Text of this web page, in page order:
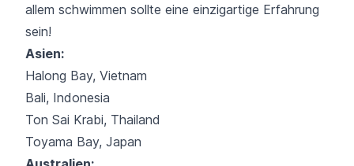
allem schwimmen sollte eine einzigartige Erfahrung
sein!
Asien:
Halong Bay, Vietnam
Bali, Indonesia
Ton Sai Krabi, Thailand
Toyama Bay, Japan